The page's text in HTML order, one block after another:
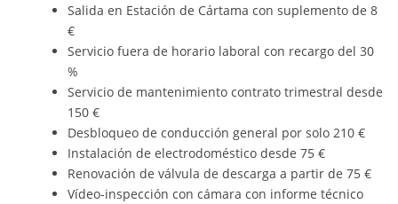
Salida en Estación de Cártama con suplemento de 8
€
Servicio fuera de horario laboral con recargo del 30
%
Servicio de mantenimiento contrato trimestral desde
150 €
Desbloqueo de conducción general por solo 210 €
Instalación de electrodoméstico desde 75 €
Renovación de válvula de descarga a partir de 75 €
Vídeo-inspección con cámara con informe técnico